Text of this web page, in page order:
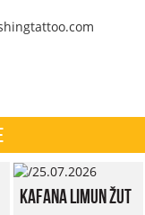
Kafana Limun Žut